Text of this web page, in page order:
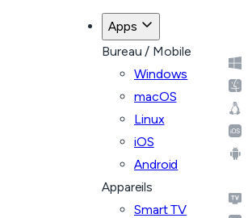
Apps
Bureau / Mobile
Windows
macOS
Linux
iOS
Android
Appareils
Smart TV